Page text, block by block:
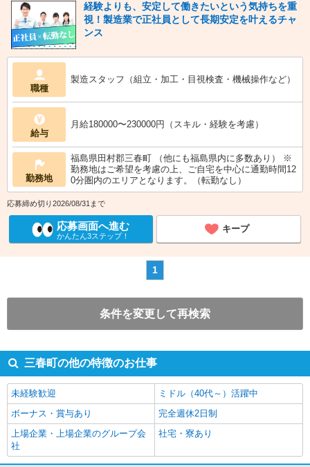
経験よりも、安定して働きたいという気持ちを重
視！製造業で正社員として長期安定を叶えるチャ
ンス
職種
製造スタッフ（組立・加工・目視検査・機械操作など）
給与
月給180000〜230000円（スキル・経験を考慮）
勤務地
福島県田村郡三春町 （他にも福島県内に多数あり） ※
勤務地はご希望を考慮の上、ご自宅を中心に通勤時間12
0分圏内のエリアとなります。（転勤なし）
応募締め切り2026/08/31まで
応募画面へ進む
かんたん3ステップ！
キープ
1
条件を変更して再検索
三春町の他の特徴のお仕事
未経験歓迎
ミドル（40代～）活躍中
ボーナス・賞与あり
完全週休2日制
上場企業・上場企業のグループ会
社
社宅・寮あり